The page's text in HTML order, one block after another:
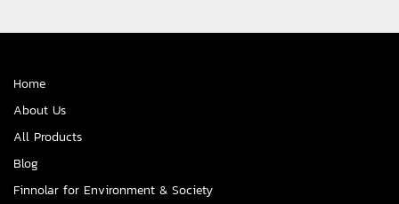
Home
About Us
All Products
Blog
Finnolar for Environment & Society